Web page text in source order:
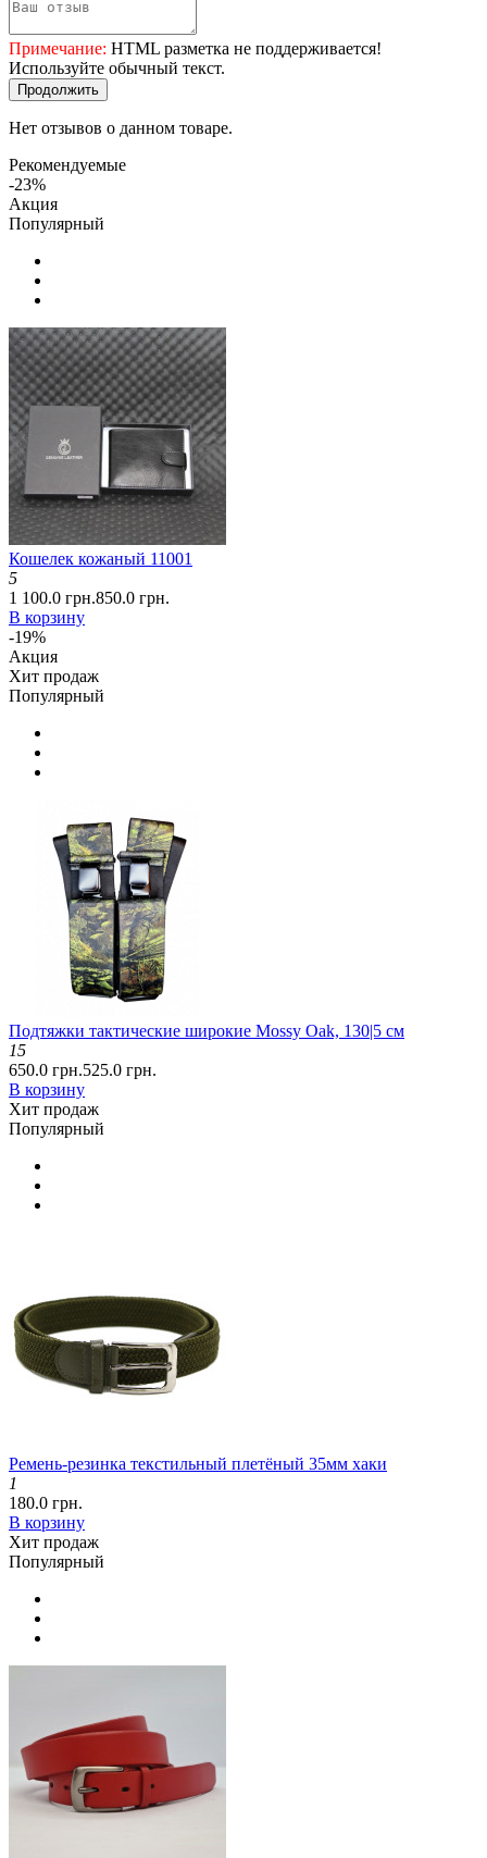
Примечание: HTML разметка не поддерживается!
Используйте обычный текст.
Продолжить
Нет отзывов о данном товаре.
Рекомендуемые
-23%
Акция
Популярный
Кошелек кожаный 11001
5
1 100.0 грн.850.0 грн.
В корзину
-19%
Акция
Хит продаж
Популярный
Подтяжки тактические широкие Mossy Oak, 130|5 см
15
650.0 грн.525.0 грн.
В корзину
Хит продаж
Популярный
Ремень-резинка текстильный плетёный 35мм хаки
1
180.0 грн.
В корзину
Хит продаж
Популярный